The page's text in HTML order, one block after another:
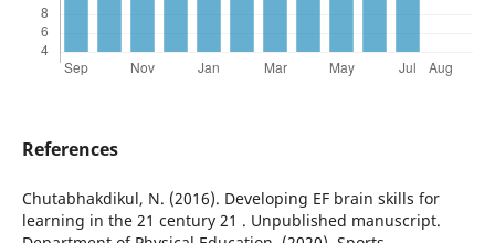
References
Chutabhakdikul, N. (2016). Developing EF brain skills for
learning in the 21 century 21 . Unpublished manuscript.